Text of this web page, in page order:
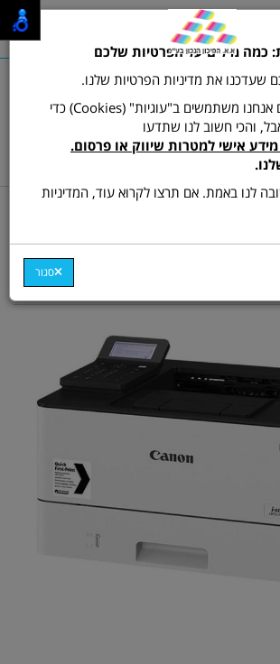
לקוחות ותמיכה:03-9511473
hamikun4u@gmail.com
מדפסת לייזר אלחוטית Canon
כמה מילים על הפרטיות שלכם
שעדכנו את מדיניות הפרטיות שלנו.
כמו רוב האתרים, גם אנחנו משתמשים ב"עוגיות" (Cookies) כדי
והכי חשוב לנו שתדעו
אישי למטרות שיווק או פרסום.
לנו באמת. אם תרצו לקרוא עוד, המדיניות
סגור